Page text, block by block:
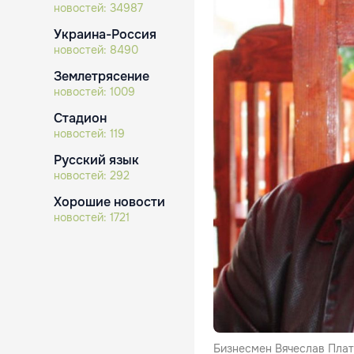
новостей: 34987
Украина-Россия
новостей: 8490
Землетрясение
новостей: 1009
Стадион
новостей: 119
Русский язык
новостей: 292
Хорошие новости
новостей: 1721
Бизнесмен Вячеслав